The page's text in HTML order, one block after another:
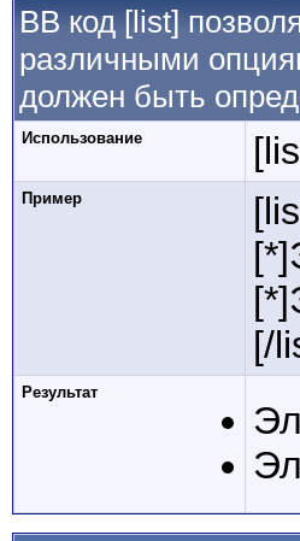
BB код [list]
различными
должен быть
Использование
Пример
[/
Результат